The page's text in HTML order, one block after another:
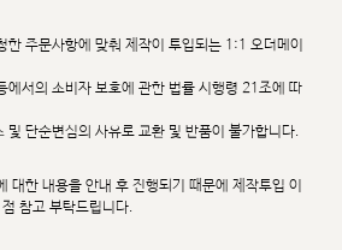
한 주문사항에 맞춰 제작이 투입되는 1:1 오더메이
에서의 소비자 보호에 관한 법률 시행령 21조에 따
및 단순변심의 사유로 교환 및 반품이 불가합니다.
대한 내용을 안내 후 진행되기 때문에 제작투입 이
참고 부탁드립니다.